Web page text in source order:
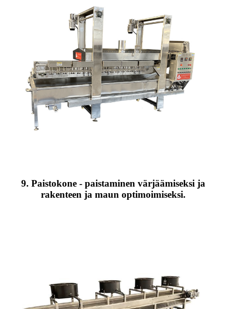
9. Paistokone - paistaminen värjäämiseksi ja
rakenteen ja maun optimoimiseksi.